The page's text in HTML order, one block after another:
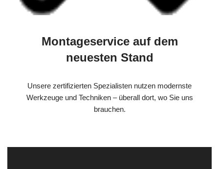
Montageservice auf dem
neuesten Stand
Unsere zertifizierten Spezialisten nutzen modernste
Werkzeuge und Techniken – überall dort, wo Sie uns
brauchen.